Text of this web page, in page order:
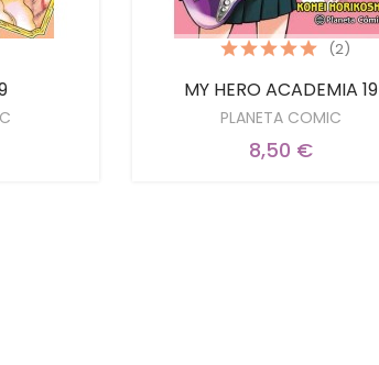
MY HERO ACADEMIA 19
PLANETA COMIC
(2)
8,50 €